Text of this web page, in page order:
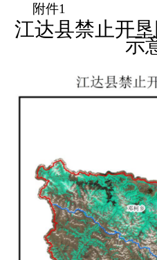
附件1
江达县禁止开
示